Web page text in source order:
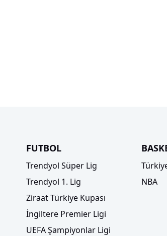
FUTBOL
Trendyol Süper Lig
Trendyol 1. Lig
Ziraat Türkiye Kupası
İngiltere Premier Ligi
UEFA Şampiyonlar Ligi
NBA